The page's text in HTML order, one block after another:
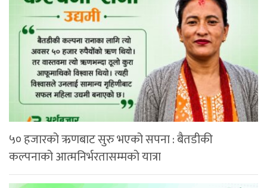
५० हजारको ऋणबाट सुरु भएको सपना : बैतडीकी
कल्पनाको आत्मनिर्भरतासम्मको यात्रा